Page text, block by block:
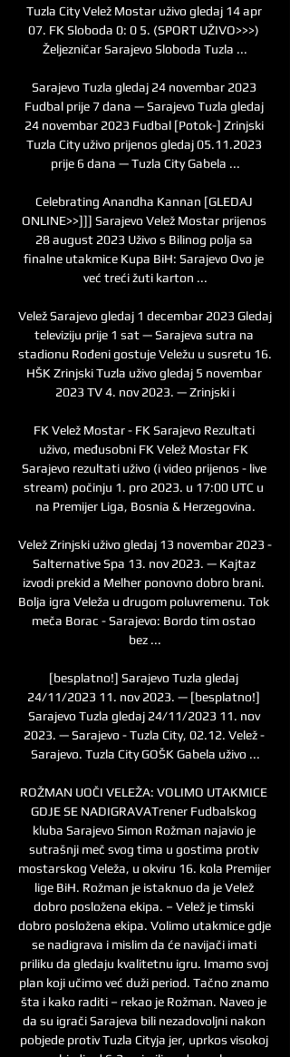
Tuzla City Velež Mostar uživo gledaj 14 apr
07. FK Sloboda 0: 0 5. (SPORT UŽIVO>>>)
Željezničar Sarajevo Sloboda Tuzla ...
Sarajevo Tuzla gledaj 24 novembar 2023
Fudbal prije 7 dana — Sarajevo Tuzla gledaj
24 novembar 2023 Fudbal [Potok-] Zrinjski
Tuzla City uživo prijenos gledaj 05.11.2023
prije 6 dana — Tuzla City Gabela ...
Celebrating Anandha Kannan [GLEDAJ
ONLINE>>]]] Sarajevo Velež Mostar prijenos
28 august 2023 Uživo s Bilinog polja sa
finalne utakmice Kupa BiH: Sarajevo Ovo je
već treći žuti karton ...
Velež Sarajevo gledaj 1 decembar 2023 Gledaj
televiziju prije 1 sat — Sarajeva sutra na
stadionu Rođeni gostuje Veležu u susretu 16.
HŠK Zrinjski Tuzla uživo gledaj 5 novembar
2023 TV 4. nov 2023. — Zrinjski i
FK Velež Mostar - FK Sarajevo Rezultati
uživo, međusobni FK Velež Mostar FK
Sarajevo rezultati uživo (i video prijenos - live
stream) počinju 1. pro 2023. u 17:00 UTC u
na Premijer Liga, Bosnia & Herzegovina.
Velež Zrinjski uživo gledaj 13 novembar 2023 -
Salternative Spa 13. nov 2023. — Kajtaz
izvodi prekid a Melher ponovno dobro brani.
Bolja igra Veleža u drugom poluvremenu. Tok
meča Borac - Sarajevo: Bordo tim ostao
bez ...
[besplatno!] Sarajevo Tuzla gledaj
24/11/2023 11. nov 2023. — [besplatno!]
Sarajevo Tuzla gledaj 24/11/2023 11. nov
2023. — Sarajevo - Tuzla City, 02.12. Velež -
Sarajevo. Tuzla City GOŠK Gabela uživo ...
ROŽMAN UOČI VELEŽA: VOLIMO UTAKMICE
GDJE SE NADIGRAVATrener Fudbalskog
kluba Sarajevo Simon Rožman najavio je
sutrašnji meč svog tima u gostima protiv
mostarskog Veleža, u okviru 16. kola Premijer
lige BiH. Rožman je istaknuo da je Velež
dobro posložena ekipa. – Velež je timski
dobro posložena ekipa. Volimo utakmice gdje
se nadigrava i mislim da će navijači imati
priliku da gledaju kvalitetnu igru. Imamo svoj
plan koji učimo već duži period. Tačno znamo
šta i kako raditi – rekao je Rožman. Naveo je
da su igrači Sarajeva bili nezadovoljni nakon
pobjede protiv Tuzla Cityja jer, uprkos visokoj